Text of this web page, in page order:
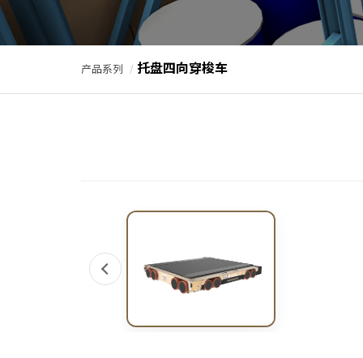
产品系列 / 托盘四向穿梭车